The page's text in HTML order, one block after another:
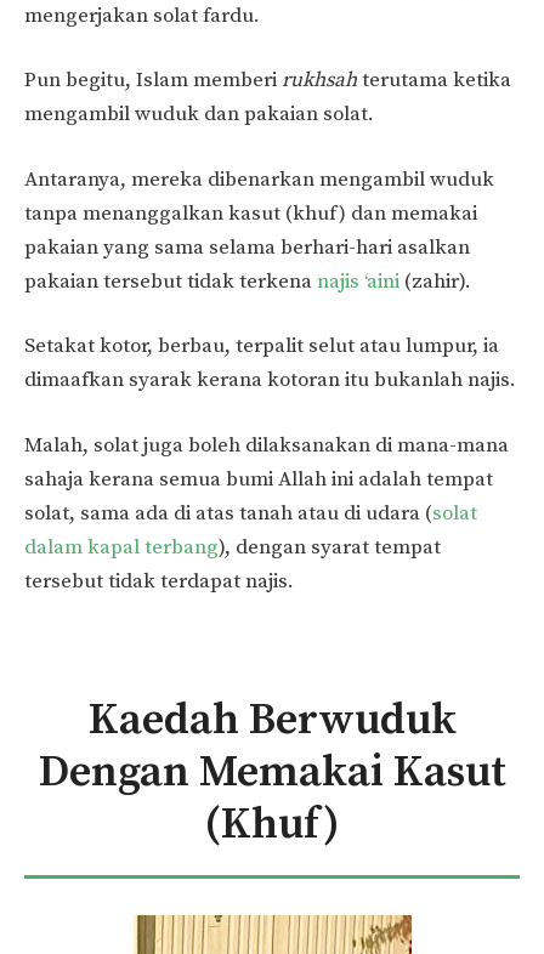
mengerjakan solat fardu.
Pun begitu, Islam memberirukhsahterutama ketika
mengambil wuduk dan pakaian solat.
Antaranya, mereka dibenarkan mengambil wuduk
tanpa menanggalkan kasut (khuf) dan memakai
pakaian yang sama selama berhari-hari asalkan
pakaian tersebut tidak terkenanajis ‘aini (zahir).
Setakat kotor, berbau, terpalit selut atau lumpur, ia
dimaafkan syarak kerana kotoran itu bukanlah najis.
Malah, solat juga boleh dilaksanakan di mana-mana
sahaja kerana semua bumi Allah ini adalah tempat
solat, sama ada di atas tanah atau di udara (solat
dalam kapal terbang), dengan syarat tempat
tersebut tidak terdapat najis.
Kaedah Berwuduk
Dengan Memakai Kasut
(Khuf)